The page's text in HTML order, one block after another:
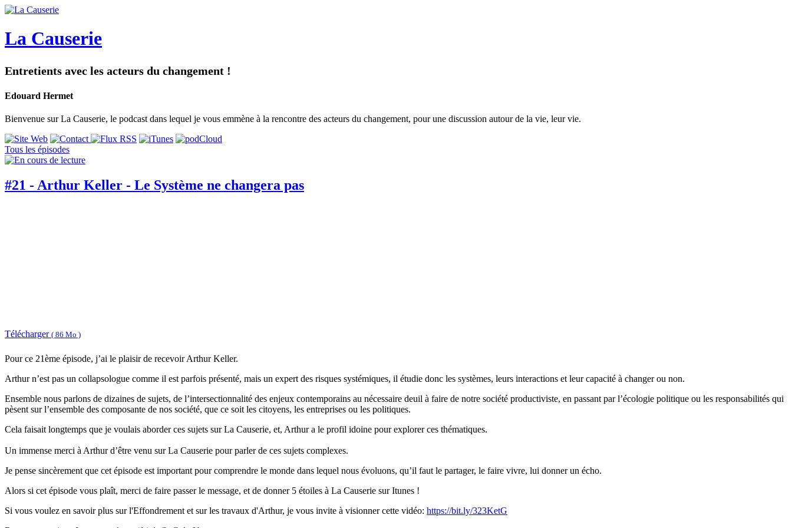
La Causerie
Entretients avec les acteurs du changement !
Edouard Hermet
Bienvenue sur La Causerie, le podcast dans lequel je vous emmène à la rencontre des acteurs du changement, pour une discussion autour de la vie, leur vie.
Tous les épisodes
#21 - Arthur Keller - Le Système ne changera pas
Télécharger ( 86 Mo )
Pour ce 21ème épisode, j’ai le plaisir de recevoir Arthur Keller.
Arthur n’est pas un collapsologue comme il est parfois présenté, mais un expert des risques systémiques, il étudie donc les systèmes, leurs interactions et leur capacité à changer ou non.
Ensemble nous parlons de dizaines de sujets, de l’intersectionnalité des enjeux contemporains au nécessaire deuil à faire de notre société productiviste, en passant par l’écologie politique ou les responsabilités qui
pèsent sur l’ensemble des composante de nos société, que ce soit les citoyens, les entreprises ou les politiques.
Cela faisait longtemps que je voulais aborder ces sujets sur La Causerie, et, Arthur a le profil idoine pour explorer ces thématiques.
Un immense merci à Arthur d’être venu sur La Causerie pour parler de ces sujets complexes.
Je pense sincèrement que cet épisode est important pour comprendre le monde dans lequel nous évoluons, qu’il faut le partager, le faire vivre, lui donner un écho.
Alors si cet épisode vous plaît, merci de faire passer le message, et de donner 5 étoiles à La Causerie sur Itunes !
Si vous voulez en savoir plus sur l'Effondrement et sur les travaux d'Arthur, je vous invite à visionner cette vidéo: https://bit.ly/323KetG